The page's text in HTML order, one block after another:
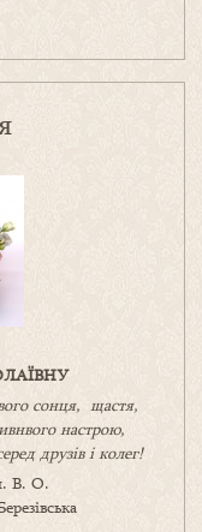
сонця, щастя,
настрою,
друзів і колег!
В. О.